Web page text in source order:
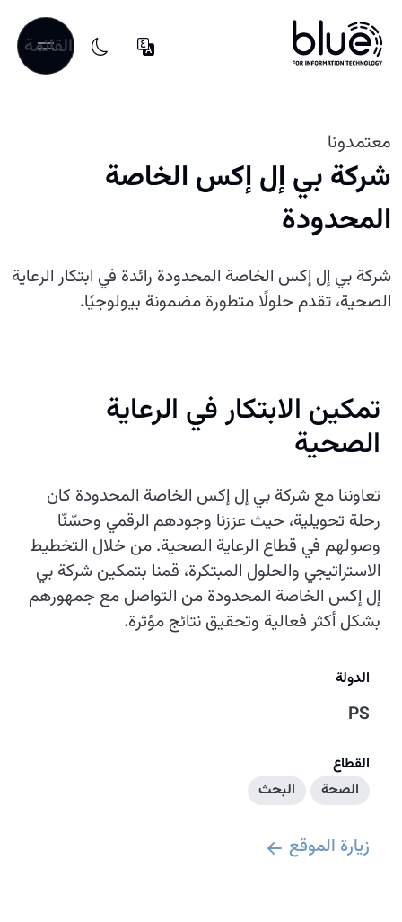
القائمة
معتمدونا
شركة بي إل إكس الخاصة
المحدودة
شركة بي إل إكس الخاصة المحدودة رائدة في ابتكار الرعاية
الصحية، تقدم حلولًا متطورة مضمونة بيولوجيًا.
تمكين الابتكار في الرعاية
الصحية
تعاوننا مع شركة بي إل إكس الخاصة المحدودة كان
رحلة تحويلية، حيث عززنا وجودهم الرقمي وحسّنّا
وصولهم في قطاع الرعاية الصحية. من خلال التخطيط
الاستراتيجي والحلول المبتكرة، قمنا بتمكين شركة بي
إل إكس الخاصة المحدودة من التواصل مع جمهورهم
بشكل أكثر فعالية وتحقيق نتائج مؤثرة.
الدولة
PS
القطاع
الصحة
البحث
زيارة الموقع